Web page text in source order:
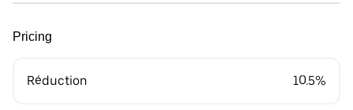
Pricing
Réduction 10.5%